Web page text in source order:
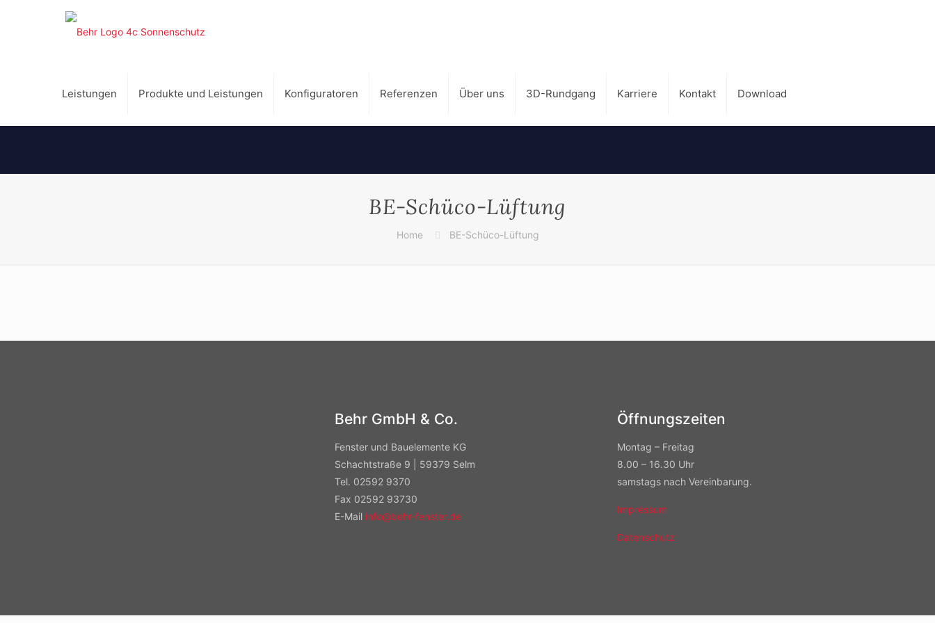
Leistungen Produkte und Leistungen Konfiguratoren Referenzen Über uns 3D-Rundgang Karriere Kontakt Download
BE-Schüco-Lüftung
Home BE-Schüco-Lüftung
Behr GmbH & Co.
Fenster und Bauelemente KG
Schachtstraße 9 | 59379 Selm
Tel. 02592 9370
Fax 02592 93730
E-Mail info@behr-fenster.de
Öffnungszeiten
Montag – Freitag
8.00 – 16.30 Uhr
samstags nach Vereinbarung.
Impressum
Datenschutz